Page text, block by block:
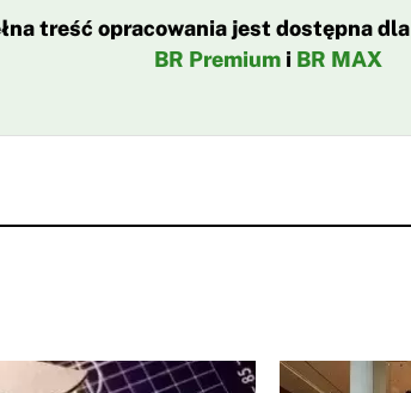
treść opracowania jest dostępna
BR Premiumi BR MAX